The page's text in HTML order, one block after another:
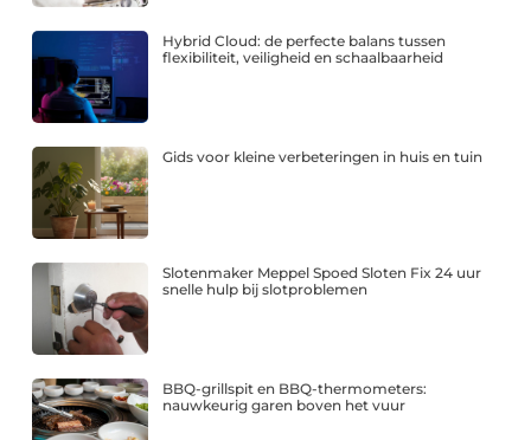
Hybrid Cloud: de perfecte balans tussen
flexibiliteit, veiligheid en schaalbaarheid
Gids voor kleine verbeteringen in huis en tuin
Slotenmaker Meppel Spoed Sloten Fix 24 uur
snelle hulp bij slotproblemen
BBQ-grillspit en BBQ-thermometers:
nauwkeurig garen boven het vuur